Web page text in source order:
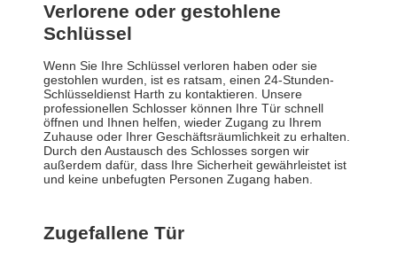
Verlorene oder gestohlene
Schlüssel
Wenn Sie Ihre Schlüssel verloren haben oder sie
gestohlen wurden, ist es ratsam, einen 24-Stunden-
Schlüsseldienst Harth zu kontaktieren. Unsere
professionellen Schlosser können Ihre Tür schnell
öffnen und Ihnen helfen, wieder Zugang zu Ihrem
Zuhause oder Ihrer Geschäftsräumlichkeit zu erhalten.
Durch den Austausch des Schlosses sorgen wir
außerdem dafür, dass Ihre Sicherheit gewährleistet ist
und keine unbefugten Personen Zugang haben.
Zugefallene Tür